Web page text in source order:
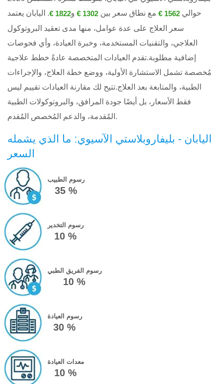
حوالي 1562 € مع نطاق سعر بين 1302 € و1822 €
. اليابان يعتمد
سعر العلاج على عدة عوامل، منها مدى تعقيد البروتوكول
العلاجي، والتقنيات المستخدمة، وخبرة العيادة، وأي فحوصات
إضافية مطلوبة.تقدم العيادات المتخصصة عادةً خطط علاجية
مُخصصة تشمل الاستشارة الأولية، ووضع خطة العلاج، والإجراءات
الطبية، والمتابعة بعد العلاج.تتيح لك مقارنة العيادات تقييم ليس
فقط الأسعار، بل أيضًا جودة المرافق، والبروتوكولات الطبية
المُقدمة، والدعم المُخصص المُقدم.
اليابان - بليفاروبلاستي الآسيوي: ما الذي يشمله
السعر
رسوم الطبيب
35 %
رسوم التخدير
10 %
رسوم الفريق الطبي
10 %
رسوم العيادة
30 %
معدات العيادة
10 %